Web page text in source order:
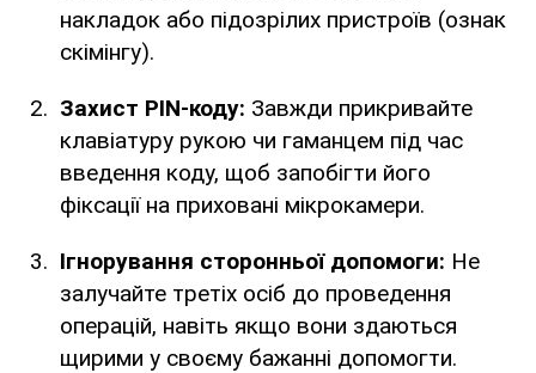
накладок або підозрілих пристроїв (ознак
скімінгу).
Захист PIN-коду: Завжди прикривайте
клавіатуру рукою чи гаманцем під час
введення коду, щоб запобігти його
фіксації на приховані мікрокамери.
Ігнорування сторонньої допомоги: Не
залучайте третіх осіб до проведення
операцій, навіть якщо вони здаються
щирими у своєму бажанні допомогти.